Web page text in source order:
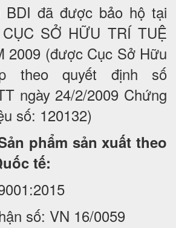
đã được bảo hộ tại
SỞ HỮU TRÍ TUỆ
2009 (được Cục Sở Hữu
theo quyết định số
ngày 24/2/2009 Chứng
số: 120132)
sản xuất theo
tế:
số: VN 16/0059